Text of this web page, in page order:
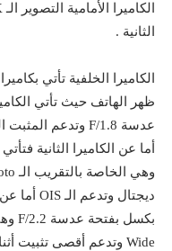
الثانية .
الكاميرا الخلفية تأتي